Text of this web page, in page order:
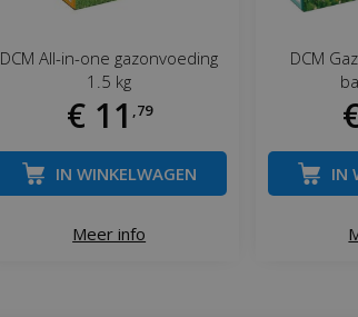
DCM All-in-one gazonvoeding
1.5 kg
€ 11 79
Meer info
IN WINKELWAGEN
DCM
IN